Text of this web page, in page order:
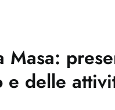
Masa:
e delle